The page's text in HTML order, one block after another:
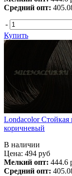
Средний опт:
-
Купить
Londacolor Стойкая
коричневый
В наличии
Цена: 494 руб
Мелкий опт: 444.6
Средний опт: